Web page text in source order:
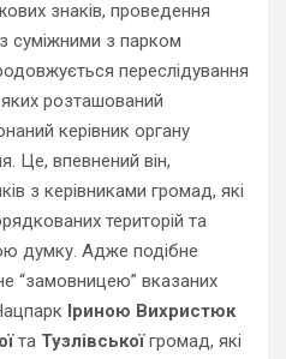
знаків, проведення
суміжними з парком
переслідування
яких розташований
керівник органу
Це, впевнений він,
з керівниками громад, які
територій та
думку. Адже подібне
“замовницею” вказаних
Іриною Вихристюк
та Тузлівськоїгромад, які